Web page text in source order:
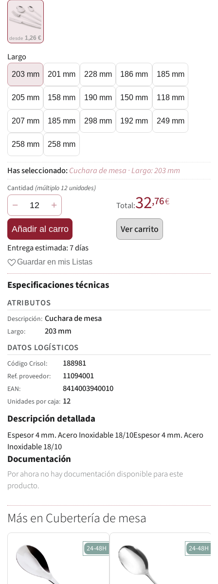
desde 1,26 €
Largo
203 mm 201 mm 228 mm 186 mm 185 mm
205 mm 158 mm 190 mm 150 mm 118 mm
207 mm 185 mm 298 mm 192 mm 249 mm
258 mm 258 mm
Cuchara de mesa · Largo: 203 mm
Cantidad (múltiplo 12 unidades)
− +
Añadir al carro
Total:32,76€
Ver carrito
Entrega estimada:7 días
Guardar en mis Listas
Especificaciones técnicas
ATRIBUTOS
Descripción Cuchara de mesa
Largo
203 mm
DATOS LOGÍSTICOS
Código Crisol 188981
Ref. proveedor 11094001
EAN 8414003940010
Unidades por caja 12
Descripción detallada
Espesor 4 mm. Acero Inoxidable 18/10Espesor 4 mm. Acero
Inoxidable 18/10
Documentación
Por ahora no hay documentación disponible para este
producto.
Más en Cubertería de mesa
24-48H 24-48H